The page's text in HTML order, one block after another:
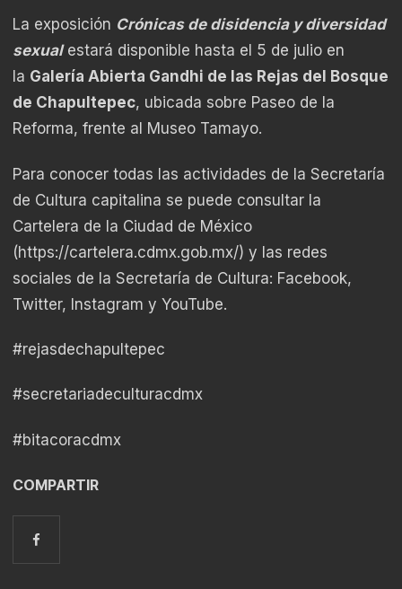
La exposición Crónicas de disidencia y diversidad
sexualestará disponible hasta el 5 de julio en
la Galería Abierta Gandhi de las Rejas del Bosque
de Chapultepec, ubicada sobre Paseo de la
Reforma, frente al Museo Tamayo.
Para conocer todas las actividades de la Secretaría
de Cultura capitalina se puede consultar la
Cartelera de la Ciudad de México
(https://cartelera.cdmx.gob.mx/) y las redes
sociales de la Secretaría de Cultura: Facebook,
Twitter, Instagram y YouTube.
#rejasdechapultepec
#secretariadeculturacdmx
#bitacoracdmx
COMPARTIR